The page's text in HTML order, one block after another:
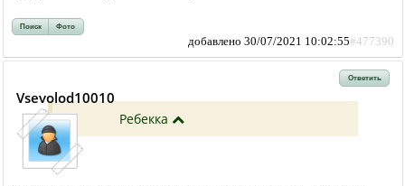
Поиск Фото
добавлено 30/07/2021 10:02:55#477390
Ответить
Vsevolod10010
Ребекка